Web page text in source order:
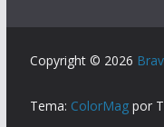
Copyright © 2026
Tema: ColorMag por